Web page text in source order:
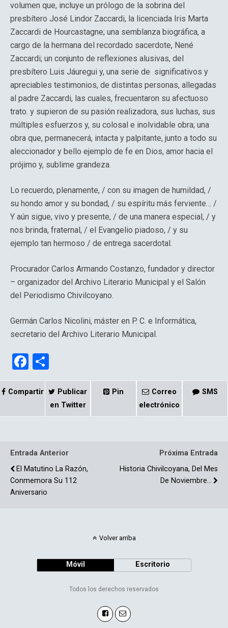
volumen que, incluye un prólogo de la sobrina del
presbítero José Lindor Zaccardi, la licenciada Iris Marta
Zaccardi de Hourcastagne; una semblanza biográfica, a
cargo de la hermana del recordado sacerdote, Nené
Zaccardi; un conjunto de reflexiones alusivas, del
presbítero Luis Jáuregui y, una serie de significativos y
apreciables testimonios, de distintas personas, allegadas
al padre Zaccardi, las cuales, frecuentaron su afectuoso
trato. y supieron de su pasión realizadora, sus luchas, sus
múltiples esfuerzos y, su colosal e inolvidable obra; una
obra que, permanecerá, intacta y palpitante, junto a todo su
aleccionador y bello ejemplo de fe en Dios, amor hacia el
prójimo y, sublime grandeza.
Lo recuerdo, plenamente, / con su imagen de humildad, /
su hondo amor y su bondad, / su espíritu más ferviente… /
Y aún sigue, vivo y presente, / de una manera especial, / y
nos brinda, fraternal, / el Evangelio piadoso, / y su
ejemplo tan hermoso / de entrega sacerdotal.
Procurador Carlos Armando Costanzo, fundador y director
– organizador del Archivo Literario Municipal y el Salón
del Periodismo Chivilcoyano.
Germán Carlos Nicolini, máster en P. C. e Informática,
secretario del Archivo Literario Municipal.
F
a
ce
k
o
m
p
Compartir
Publicar
en Twitter
Pin
Correo
electrónico
SMS
Entrada Anterior
El Matutino La Razón,
Conmemora Su 112
Aniversario
Próxima Entrada
Historia Chivilcoyana, Del Mes
De Noviembre…
Volver arriba
Móvil Escritorio
Todos los derechos reservados